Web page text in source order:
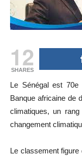
12
SHARES
Le Sénégal est
Banque africaine de
climatiques, un rang
changement
Le classement figure